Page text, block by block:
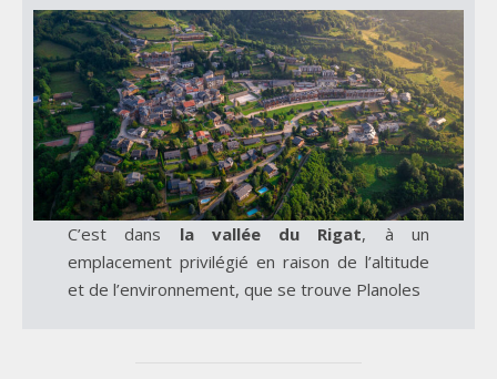
C’est dans la vallée du Rigat, à un
emplacement privilégié en raison de l’altitude
et de l’environnement, que se trouve Planoles